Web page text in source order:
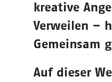
kreative
Verweilen –
Gemeinsam
Auf dieser